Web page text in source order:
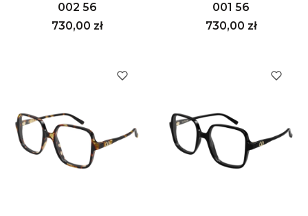
002 56
Cena
730,00 zł
001 56
Cena
730,00 zł